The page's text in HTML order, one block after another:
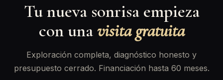
Tu nueva sonrisa empieza
con unavisita gratuita
Exploración completa, diagnóstico honesto y
presupuesto cerrado. Financiación hasta 60 meses.